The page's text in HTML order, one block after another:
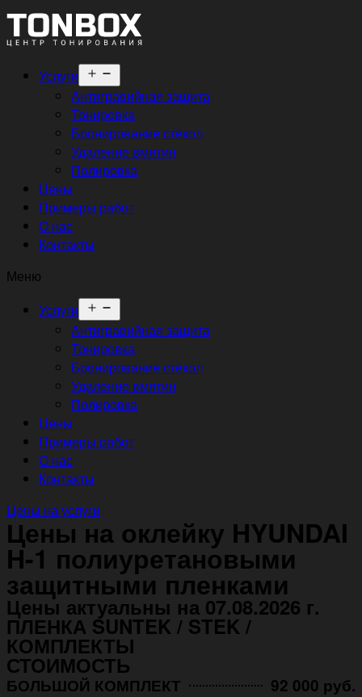
Услуги
меню
Антигравийная защита
Тонировка
Бронирование стёкол
Удаление вмятин
Полировка
Цены
Примеры работ
О нас
Контакты
Меню
Услуги
меню
Антигравийная защита
Тонировка
Бронирование стёкол
Удаление вмятин
Полировка
Цены
Примеры работ
О нас
Контакты
Цены на услуги
Цены на оклейку HYUNDAI
H-1 полиуретановыми
защитными пленками
Цены актуальны на 07.08.2026 г.
ПЛЕНКА SUNTEK / STEK /
КОМПЛЕКТЫ
СТОИМОСТЬ
БОЛЬШОЙ КОМПЛЕКТ 92 000 руб.